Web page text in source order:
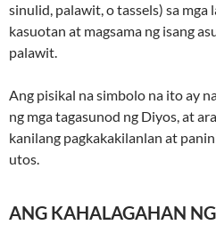
sinulid, palawit, o tassels) sa mga
kasuotan at magsama ng isang
palawit.
Ang pisikal na simbolo na ito ay
ng mga tagasunod ng Diyos, at
kanilang pagkakakilanlan at
utos.
ANG KAHALAGAHAN